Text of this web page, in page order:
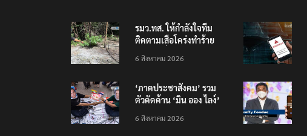
รมว.ทส. ให้กำลังใจทีม
ติดตามเสือโคร่งทำร้าย
6 สิงหาคม 2026
‘ภาคประชาสังคม’ รวม
ตัวคัดค้าน ‘มิน ออง ไลง์’
ต้อนรับอาชญากร’
6 สิงหาคม 2026